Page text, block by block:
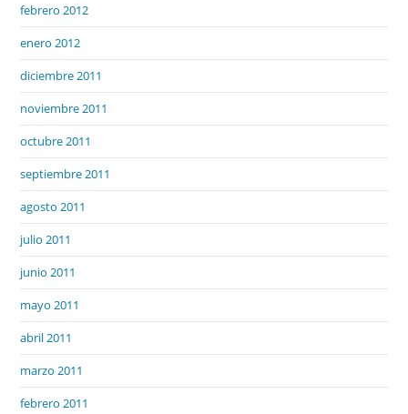
febrero 2012
enero 2012
diciembre 2011
noviembre 2011
octubre 2011
septiembre 2011
agosto 2011
julio 2011
junio 2011
mayo 2011
abril 2011
marzo 2011
febrero 2011